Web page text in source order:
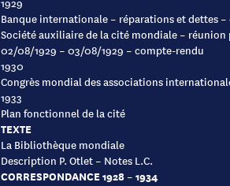
Banque internationale – réparations et dettes
Société auxiliaire de la cité mondiale –
02/08/1929 – 03/08/1929 – compte-rendu
1930
Congrès mondial des associations
1933
Plan fonctionnel de la cité
TEXTE
La Bibliothèque mondiale
Description P. Otlet – Notes L.C.
CORRESPONDANCE 1928 – 1934